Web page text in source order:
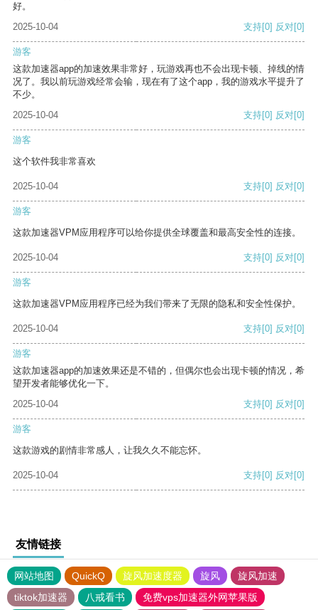
好。
2025-10-04
支持[0] 反对[0]
游客
这款加速器app的加速效果非常好，玩游戏再也不会出现卡顿、掉线的情
况了。我以前玩游戏经常会输，现在有了这个app，我的游戏水平提升了
不少。
2025-10-04
支持[0] 反对[0]
游客
这个软件我非常喜欢
2025-10-04 支持[0] 反对[0]
游客
这款加速器VPM应用程序可以给你提供全球覆盖和最高安全性的连接。
2025-10-04 支持[0] 反对[0]
游客
这款加速器VPM应用程序已经为我们带来了无限的隐私和安全性保护。
2025-10-04 支持[0] 反对[0]
游客
这款加速器app的加速效果还是不错的，但偶尔也会出现卡顿的情况，希
望开发者能够优化一下。
2025-10-04
支持[0] 反对[0]
游客
这款游戏的剧情非常感人，让我久久不能忘怀。
2025-10-04 支持[0] 反对[0]
友情链接
网站地图 QuickQ 旋风加速度器 旋风
旋风加速
tiktok加速器
八戒看书 免费vps加速器外网苹果版